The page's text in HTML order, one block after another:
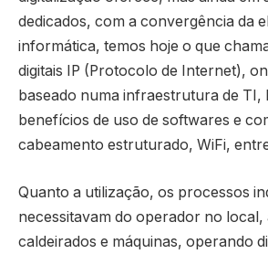
dedicados, com a convergência da
informática, temos hoje o que
digitais IP (Protocolo de Internet),
baseado numa infraestrutura de TI,
benefícios de uso de softwares e
cabeamento estruturado, WiFi,
Quanto a utilização, os processos
necessitavam do operador no local,
caldeirados e máquinas, operando